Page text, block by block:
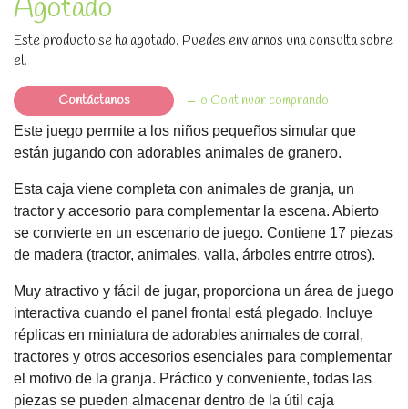
Agotado
Este producto se ha agotado. Puedes enviarnos una consulta sobre
el.
Contáctanos ← o Continuar comprando
Este juego permite a los niños pequeños simular que
están jugando con adorables animales de granero.
Esta caja viene completa con animales de granja, un
tractor y accesorio para complementar la escena. Abierto
se convierte en un escenario de juego. Contiene 17 piezas
de madera (tractor, animales, valla, árboles entrre otros).
Muy atractivo y fácil de jugar, proporciona un área de juego
interactiva cuando el panel frontal está plegado. Incluye
réplicas en miniatura de adorables animales de corral,
tractores y otros accesorios esenciales para complementar
el motivo de la granja. Práctico y conveniente, todas las
piezas se pueden almacenar dentro de la útil caja